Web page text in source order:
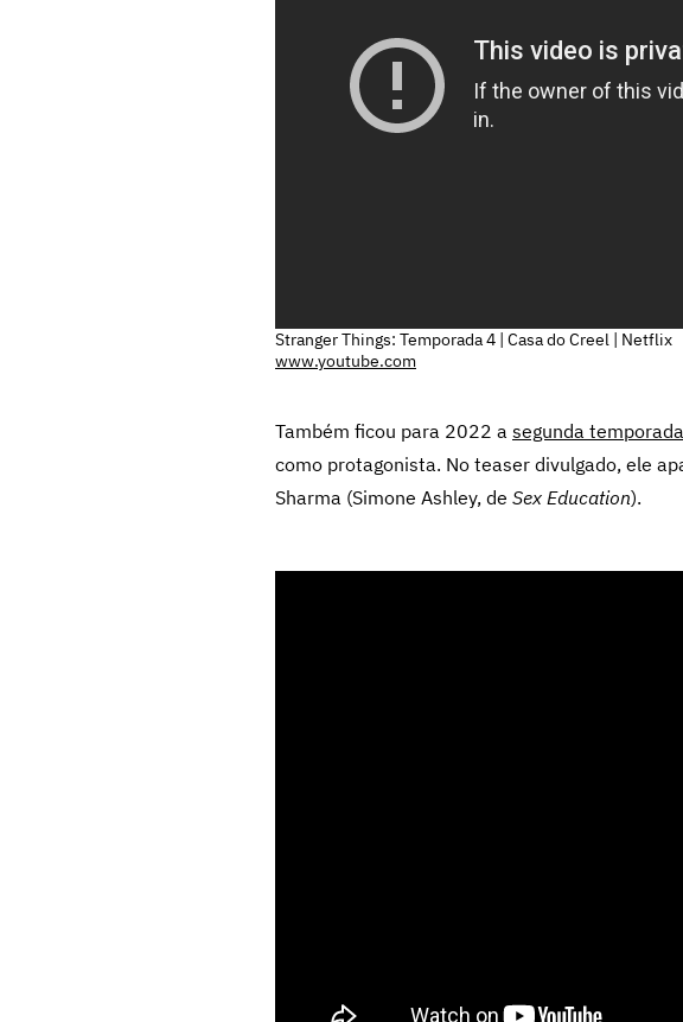
Stranger Things: Temporada 4 | Casa do Creel | Netflix
www.youtube.com
Também ficou para 2022 a segunda temporada
como protagonista. No teaser divulgado, ele
Sharma (Simone Ashley, de Sex Education).